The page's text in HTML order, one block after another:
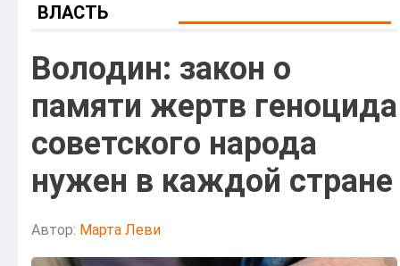
ВЛАСТЬ
Володин: закон о
памяти жертв геноцида
советского народа
нужен в каждой стране
Автор: Марта Леви